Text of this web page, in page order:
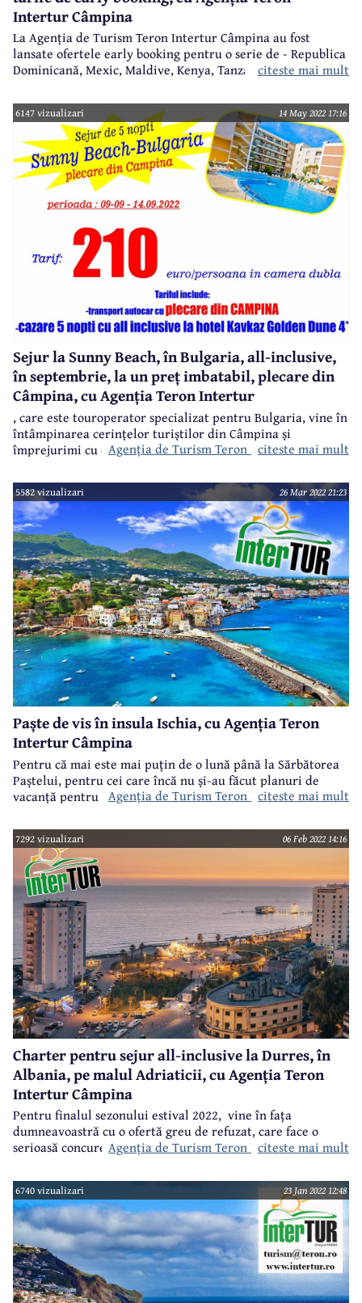
Intertur Câmpina
La Agenția de Turism Teron Intertur Câmpina au fost
lansate ofertele early booking pentru o serie de
destinații exotice
- Republica
Dominicană, Mexic, Maldive, Kenya, Tanzania, Seychelles,
destinații spectaculoase, foarte apreciate și ideale pentru o
vacanță memorabilă.
citeste mai mult
6147 vizualizari 14 May 2022 17:16
Sejur la Sunny Beach, în Bulgaria, all-inclusive,
în septembrie, la un preț imbatabil, plecare din
Câmpina, cu Agenția Teron Intertur
Agenția de Turism Teron Intertur Câmpina
, care este touroperator specializat pentru Bulgaria, vine în
întâmpinarea cerințelor turiștilor din Câmpina și
împrejurimi cu o ofertă cu totul și cu totul specială, la un
chiar din Câmpina.
citeste mai mult
5582 vizualizari 26 Mar 2022 21:23
Paște de vis în insula Ischia, cu Agenția Teron
Intertur Câmpina
Pentru că mai este mai puțin de o lună până la Sărbătorea
Paștelui, pentru cei care încă nu și-au făcut planuri de
vacanță pentru perioada respectivă,
Agenția de Turism Teron Intertur Câmpina
vine cu o propunere
Italia.
citeste mai mult
7292 vizualizari 06 Feb 2022 14:16
Charter pentru sejur all-inclusive la Durres, în
Albania, pe malul Adriaticii, cu Agenția Teron
Intertur Câmpina
Pentru finalul sezonului estival 2022,
Agenția de Turism Teron Intertur Câmpina
vine în fața
dumneavoastră cu o ofertă greu de refuzat, care face o
serioasă concurență celorlalate destinații existente pe
citeste mai mult
6740 vizualizari 23 Jan 2022 12:48